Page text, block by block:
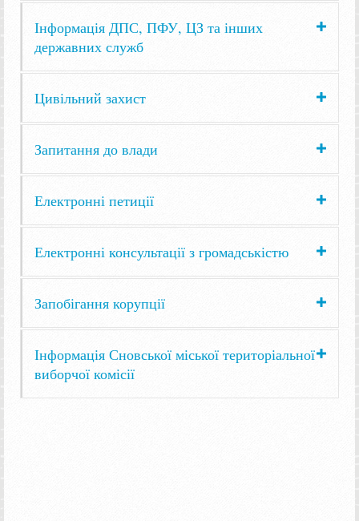
Інформація ДПС, ПФУ, ЦЗ та інших
державних служб
Цивільний захист
Запитання до влади
Електронні петиції
Електронні консультації з громадськістю
Запобігання корупції
Інформація Сновської міської територіальної
виборчої комісії